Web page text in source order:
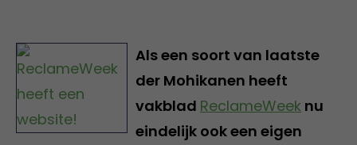
Als een soort van laatste
der Mohikanen heeft
vakblad ReclameWeek nu
eindelijk ook een eigen